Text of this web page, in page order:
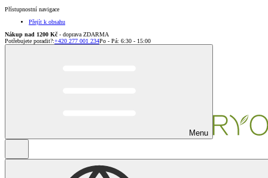
Přístupnostní navigace
Přejít k obsahu
Nákup nad 1200 Kč - doprava ZDARMA
Potřebujete poradit?:+420 277 001 234Po - Pá: 6:30 - 15:00
Menu